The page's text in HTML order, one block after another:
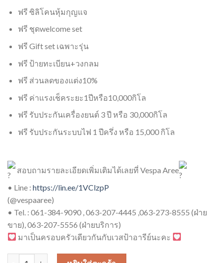
ฟรี ซิลิโคน​หุ้มกุญแจ
ฟรี ชุดwelcome set
ฟรี​ ​Gift​ set​ เฉพาะรุ่น
ฟรี ป้ายทะเบียน+วงกลม
ฟรี​ ส่วนลดของแต่ง10%​
ฟรี​ ค่าแรงเช็คระยะ1ปีหรือ10,000​กิโล​
ฟรี รับประกันเครื่องยนต์ 3 ปี หรือ 30,000กิโล
ฟรี รับประกันระบบไฟ 1 ปีครึ่ง หรือ 15,000 กิโล
สอบถามรายละเอียดเพิ่มเติมได้เลยที่ Vespa Aree
• Line : https://lin.ee/1VClzpP
(@vespaaree)
• Tel. : 061-384-9090 , 063-207-4445 ,063-273-8555 (ฝ่าย
ขาย), 063-207-5556 (ฝ่ายบริการ)
มาเป็นครอบครัวเดียวกันกับเวสป้าอารีย์นะคะ
จำนวน GTV 300 HPE ชิ้น